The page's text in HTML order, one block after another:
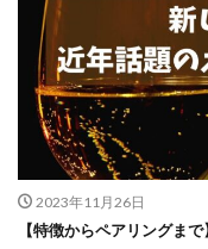
2023年11月26日
【特徴からペアリングま